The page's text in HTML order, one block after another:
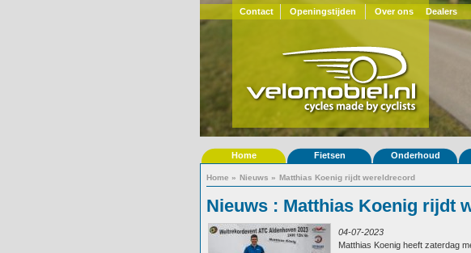
Contact Openingstijden Over ons Dealers
Home Fietsen Onderhoud
Home » Nieuws » Matthias Koenig rijdt wereldrecord
Nieuws : Matthias Koenig rijdt
04-07-2023
Matthias Koenig heeft zaterdag